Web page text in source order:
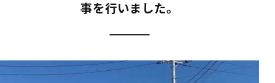
事を行いました。